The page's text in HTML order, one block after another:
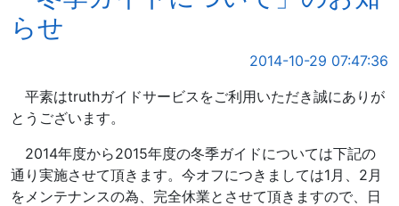
らせ
2014-10-29 07:47:36
平素はtruthガイドサービスをご利用いただき誠にありが
とうございます。
2014年度から2015年度の冬季ガイドについては下記の
通り実施させて頂きます。今オフにつきましては1月、2月
をメンテナンスの為、完全休業とさせて頂きますので、日